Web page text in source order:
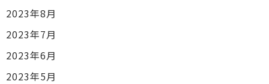
2023年8月
2023年7月
2023年6月
2023年5月